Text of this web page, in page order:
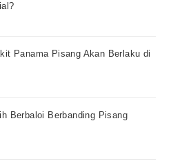
Panama Pisang Akan Berlaku di
Berbaloi Berbanding Pisang